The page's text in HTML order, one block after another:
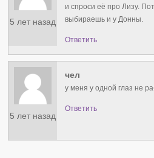
5 лет назад
и спроси её про Лизу.
выбираешь и у Донны.
Ответить
5 лет назад
чел
у меня у одной глаз не
Ответить